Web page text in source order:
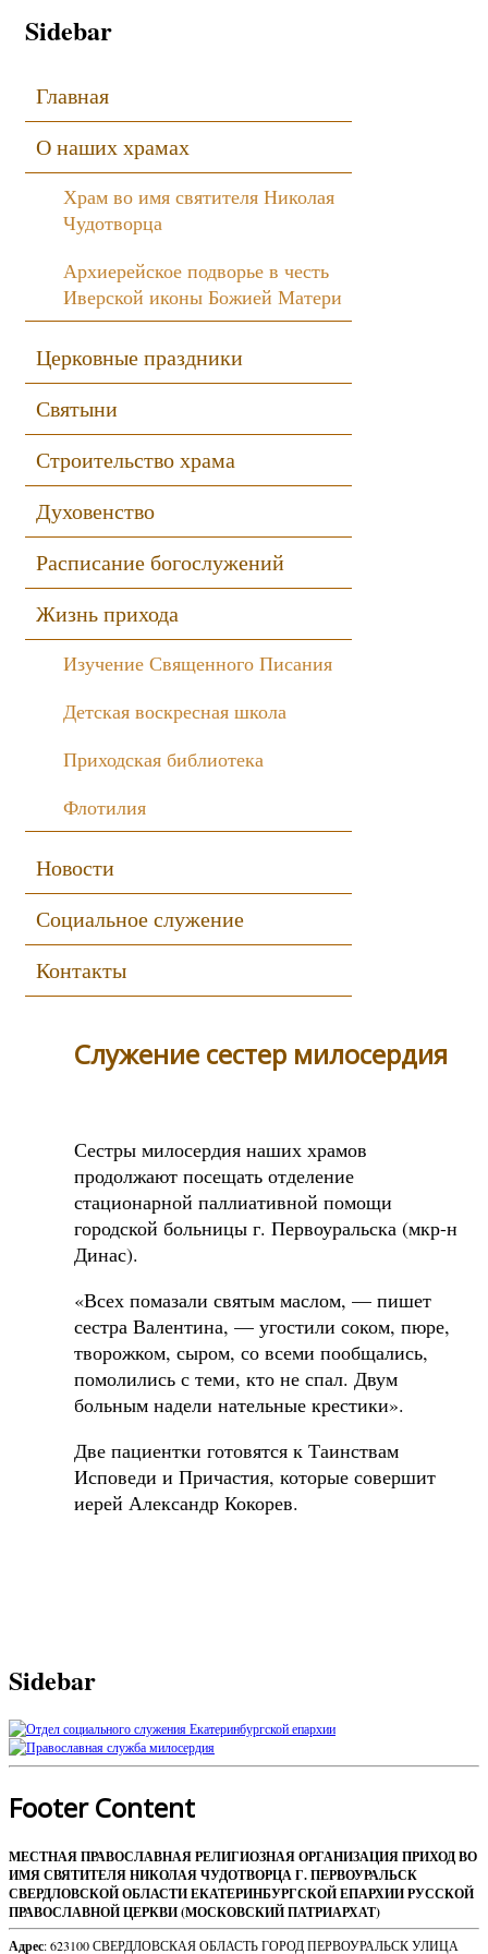
Sidebar
Главная
О наших храмах
Храм во имя святителя Николая
Чудотворца
Архиерейское подворье в честь
Иверской иконы Божией Матери
Церковные праздники
Святыни
Строительство храма
Духовенство
Расписание богослужений
Жизнь прихода
Изучение Священного Писания
Детская воскресная школа
Приходская библиотека
Флотилия
Новости
Социальное служение
Контакты
Служение сестер милосердия
Сестры милосердия наших храмов
продолжают посещать отделение
стационарной паллиативной помощи
городской больницы г. Первоуральска (мкр-н
Динас).
«Всех помазали святым маслом, — пишет
сестра Валентина, — угостили соком, пюре,
творожком, сыром, со всеми пообщались,
помолились с теми, кто не спал. Двум
больным надели нательные крестики».
Две пациентки готовятся к Таинствам
Исповеди и Причастия, которые совершит
иерей Александр Кокорев.
Sidebar
Footer Content
МЕСТНАЯ ПРАВОСЛАВНАЯ РЕЛИГИОЗНАЯ ОРГАНИЗАЦИЯ ПРИХОД ВО
ИМЯ СВЯТИТЕЛЯ НИКОЛАЯ ЧУДОТВОРЦА Г. ПЕРВОУРАЛЬСК
СВЕРДЛОВСКОЙ ОБЛАСТИ ЕКАТЕРИНБУРГСКОЙ ЕПАРХИИ РУССКОЙ
ПРАВОСЛАВНОЙ ЦЕРКВИ (МОСКОВСКИЙ ПАТРИАРХАТ)
Адрес: 623100 СВЕРДЛОВСКАЯ ОБЛАСТЬ ГОРОД ПЕРВОУРАЛЬСК УЛИЦА